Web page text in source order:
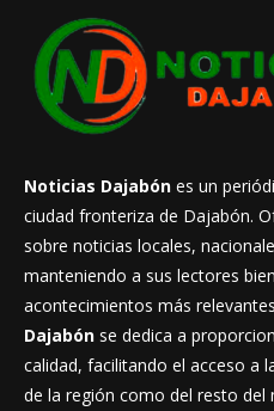
Noticias Dajabón es un
ciudad fronteriza de Dajabón.
sobre noticias locales,
manteniendo a sus lectores
acontecimientos más
Dajabón se dedica a
calidad, facilitando el acceso a
de la región como del resto del